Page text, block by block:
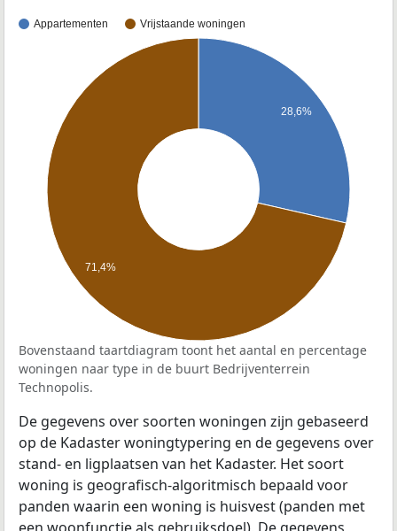
Appartementen Vrijstaande woningen
28,6%
71,4%
Bovenstaand taartdiagram toont het aantal en percentage
woningen naar type in de buurt Bedrijventerrein
Technopolis.
De gegevens over soorten woningen zijn gebaseerd
op de Kadaster woningtypering en de gegevens over
stand- en ligplaatsen van het Kadaster. Het soort
woning is geografisch-algoritmisch bepaald voor
panden waarin een woning is huisvest (panden met